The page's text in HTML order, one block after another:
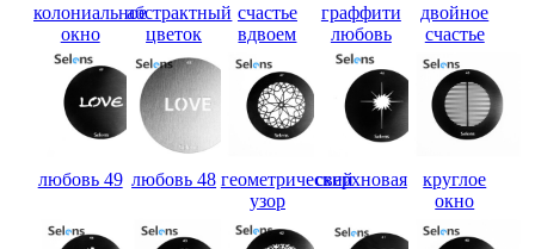
колониальное
окно
абстрактный
цветок
счастье
вдвоем
граффити
любовь
двойное
счастье
любовь 49 любовь 48 геометрический
узор
сверхновая
круглое
окно